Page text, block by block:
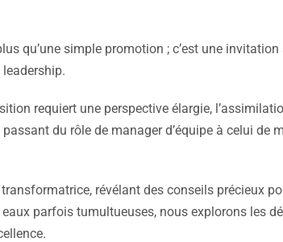
qu’une simple promotion ; c’est une
requiert une perspective élargie,
du rôle de manager d’équipe à celui de
révélant des conseils précieux
parfois tumultueuses, nous explorons les